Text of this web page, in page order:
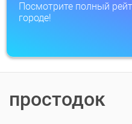
Посмотрите полный
городе!
простодок